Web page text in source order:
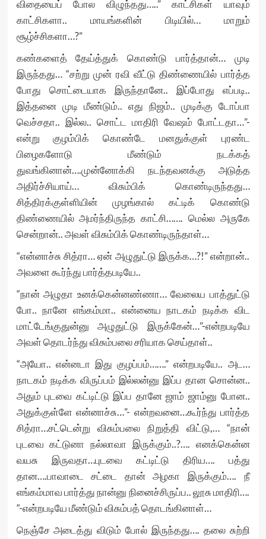
விதையைப் போல விழுந்தது…..” காட்சிகள் யாவும்
காட்சிகளா.. மாயங்களின் பிடியில்… மாறும்
சூழ்ச்சிகளா…?”
கண்களைத் தேய்த்துக் கொண்டு பார்த்தான்… முடி
இருந்தது… “சற்று முன் ரவி வீட்டு திண்ணையில் பார்த்த
போது சொட்டையாக இருந்தானே.. இப்போது எப்படி..
இத்தனை முடி மீண்டும்.. எது நிஜம்.. முடிக்கு டோப்பா
வெச்சதா.. இல்ல.. சொட்ட மாதிரி வேஷம் போட்டதா…”-
என்று குழம்பிக் கொண்டே மனதுக்குள் புரண்ட
பிழைகளோடு மீண்டும் நடக்கத்
துவங்கினான்….முன்னோக்கி நடந்தவனக்கு அடுத்த
அதிர்ச்சியாய்… விசும்பிக் கொண்டிருந்தது…
சித்திரக்குள்ளியின் முழங்கால் கட்டிக் கொண்டு
திண்ணையில் அமர்ந்திருந்த காட்சி……. மெல்ல அருகே
சென்றான்.. அவள் விசும்பிக் கொண்டிருந்தாள்…
“என்னாச்சு சித்ரா… ஏன் அழுதுட்டு இருக்க…?!” என்றான்..
அவளை கூர்ந்து பார்த்தபடியே..
“நான் அழுதா உனக்கென்னண்ணா… வேலைய பாத்துட்டு
போ.. நானே எங்கம்மா.. என்னைய நாடகம் நடிக்க விட
மாட்டேங்குதுன்னு அழுதுட்டு இருக்கேன்…”-என்றபடியே
அவள் தொடர்ந்து விசும்பலை சரியாக செய்தாள்..
“அயோ.. என்னடா இது குழப்பம்…….” என்றபடியே.. அட…
நாடகம் நடிக்க விருப்பம் இல்லன்னு இப்ப தான சொன்ன..
அதும் புடவை கட்டிட்டு இப்ப தானே ஜாம் ஜாம்னு போன..
அதுக்குள்ளே என்னாச்சு…”- என்றவனை…கூர்ந்து பார்த்த
சித்ரா…சட்டென்று விசும்பலை நிறுத்தி விட்டு,… “நான்
புடவை கட்டுனா நல்லாவா இருக்கும்..?…. எனக்கென்ன
வயசு இருவதா…புடவை கட்டிட்டு திரிய…. பத்து
தான….பாவாடை சட்டை தான் அழகா இருக்கும்…. நீ
எங்கம்மாவ பார்த்து நான்னு நினைச்சிருப்ப.. லூசு மாதிரி….
“-என்றபடியே மீண்டும் விசும்பத் தொடங்கினாள்…
நெஞ்சே அடைத்து விடும் போல் இருந்தது…. தலை சுற்றி